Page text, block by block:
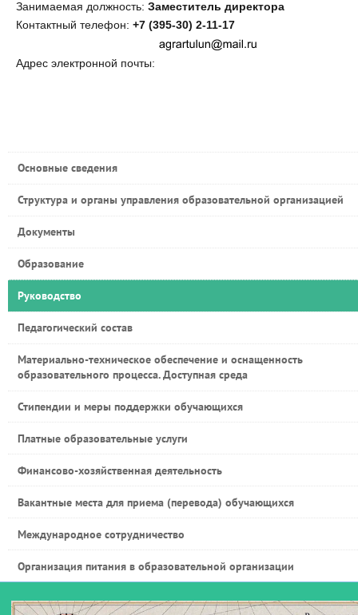
Занимаемая должность: Заместитель директора
Контактный телефон: +7 (395-30) 2-11-17
Адрес электронной почты:
Основные сведения
Структура и органы управления образовательной организацией
Документы
Образование
Руководство
Педагогический состав
Материально-техническое обеспечение и оснащенность
образовательного процесса. Доступная среда
Стипендии и меры поддержки обучающихся
Платные образовательные услуги
Финансово-хозяйственная деятельность
Вакантные места для приема (перевода) обучающихся
Международное сотрудничество
Организация питания в образовательной организации